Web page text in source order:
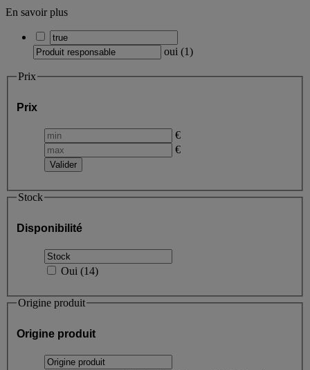
En savoir plus
oui (1)
Prix
Prix
€
€
Stock
Disponibilité
Oui (14)
Origine produit
Origine produit